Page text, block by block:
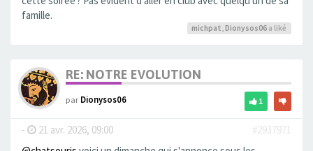
famille.
michpat Dionysos06 a liké
RE: NOTRE EVOLUTION
parDionysos06 1
- 21 avr. 2026, 09:00
#2937971